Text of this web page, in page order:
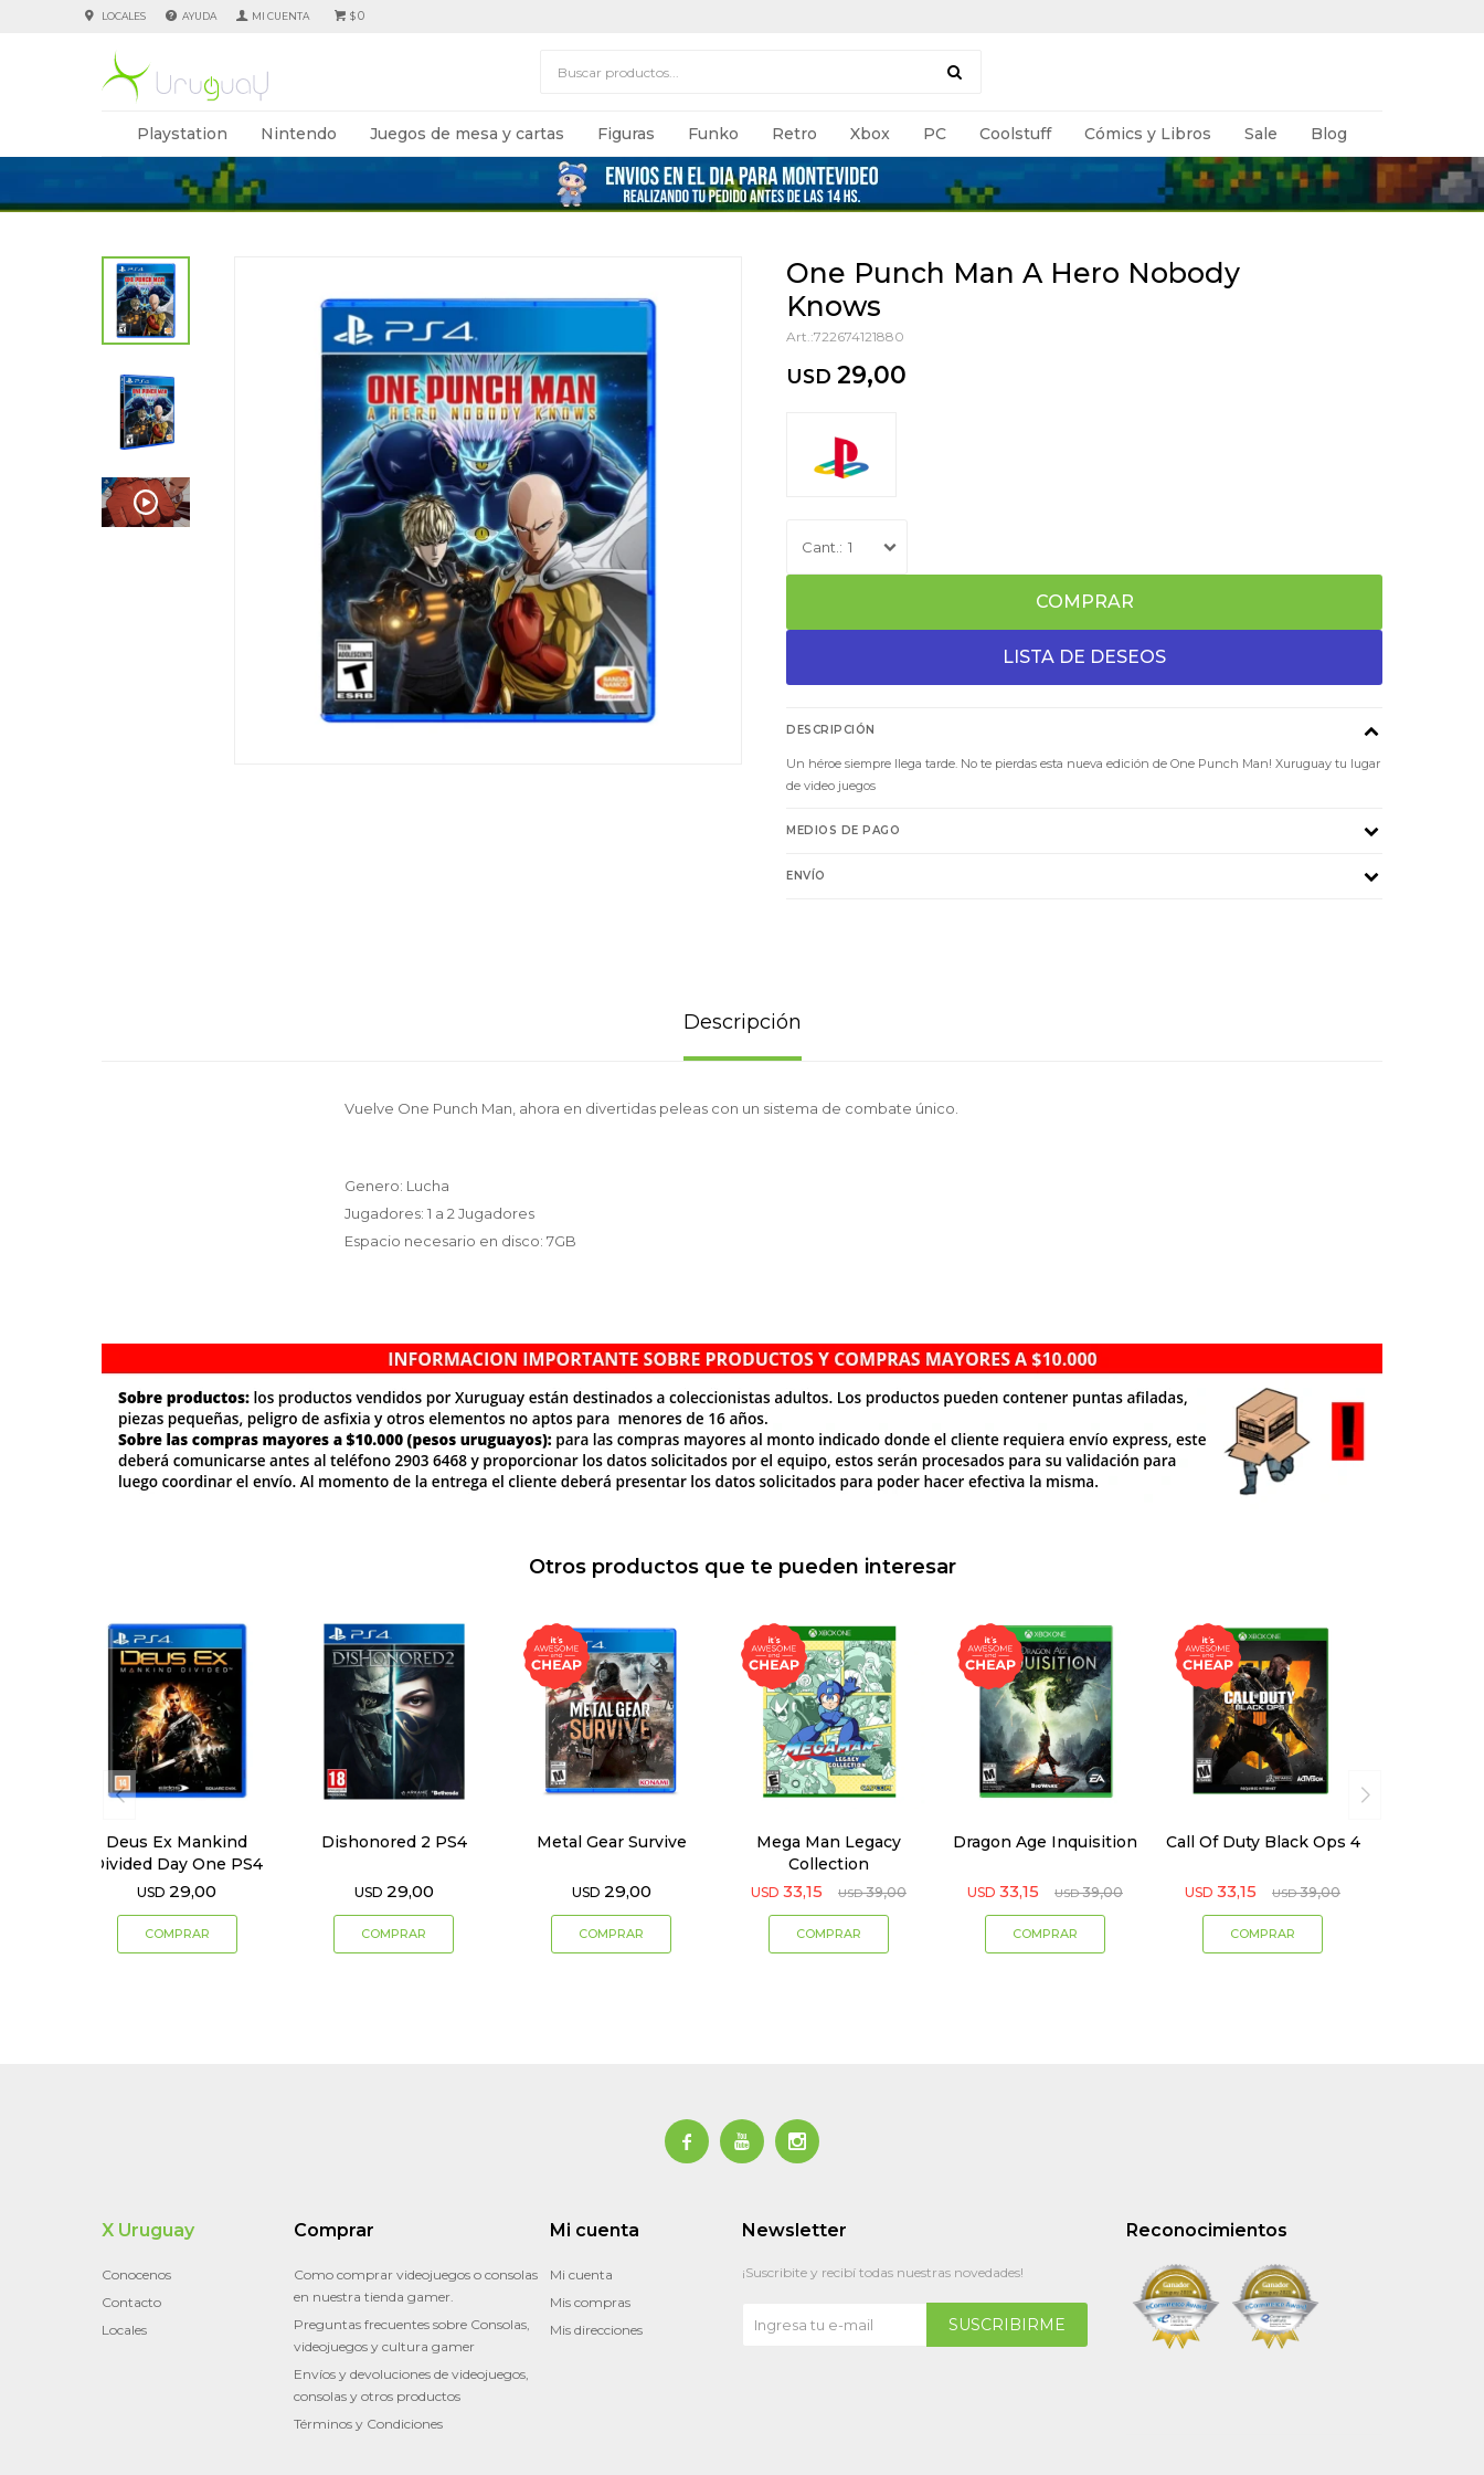
Playstation Nintendo Juegos de mesa y cartas Figuras Funko Retro Xbox PC Coolstuff Cómics y Libros Sale Blog
$0
LOCALES AYUDA
One Punch Man A Hero Nobody
Knows
722674121880
USD 29,00
1
COMPRAR
DESCRIPCIÓN
Un héroe siempre llega tarde. No te pierdas esta nueva edición de One Punch Man! Xuruguay tu lugar
de video juegos
MEDIOS DE PAGO
ENVÍO
Descripción
Vuelve One Punch Man, ahora en divertidas peleas con un sistema de combate único.
Genero: Lucha
Jugadores: 1 a 2 Jugadores
Espacio necesario en disco: 7GB
Otros productos que te pueden interesar
Deus Ex Mankind
Divided Day One PS4
USD 29,00
Dishonored 2 PS4
USD 29,00
Metal Gear Survive
USD 29,00
Mega Man Legacy
Collection
USD 33,15 USD 39,00
Dragon Age Inquisition
USD 33,15 USD 39,00
Call Of Duty Black Ops 4
USD 33,15 USD 39,00
  
Reconocimientos
X Uruguay
Conocenos
Contacto
Locales
Comprar
Como comprar videojuegos o consolas
en nuestra tienda gamer.
Preguntas frecuentes sobre Consolas,
videojuegos y cultura gamer
Envíos y devoluciones de videojuegos,
consolas y otros productos
Términos y Condiciones
Mi cuenta
Mi cuenta
Mis compras
Mis direcciones
Newsletter
¡Suscribite y recibí todas nuestras novedades!
SUSCRIBIRME